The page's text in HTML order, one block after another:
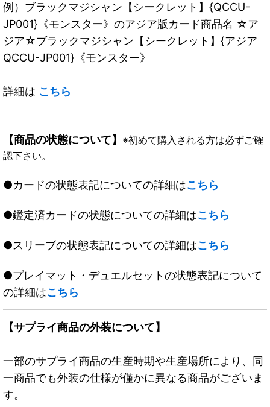
例）ブラックマジシャン【シークレット】{QCCU-
JP001}《モンスター》のアジア版カード商品名 ☆ア
ジア☆ブラックマジシャン【シークレット】{アジア
QCCU-JP001}《モンスター》
詳細は こちら
【商品の状態について】 ※初めて購入される方は必ずご確
認下さい。
●カードの状態表記についての詳細はこちら
●鑑定済カードの状態についての詳細はこちら
●スリーブの状態表記についての詳細はこちら
●プレイマット・デュエルセットの状態表記について
の詳細はこちら
【サプライ商品の外装について】
一部のサプライ商品の生産時期や生産場所により、同
一商品でも外装の仕様が僅かに異なる商品がございま
す。